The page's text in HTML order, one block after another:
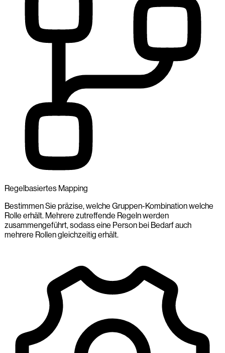
Regelbasiertes Mapping
Bestimmen Sie präzise, welche Gruppen-Kombination welche
Rolle erhält. Mehrere zutreffende Regeln werden
zusammengeführt, sodass eine Person bei Bedarf auch
mehrere Rollen gleichzeitig erhält.